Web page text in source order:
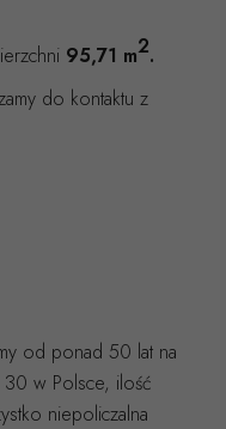
95,71 m2.
do kontaktu z
od ponad 50 lat na
w Polsce, ilość
niepoliczalna